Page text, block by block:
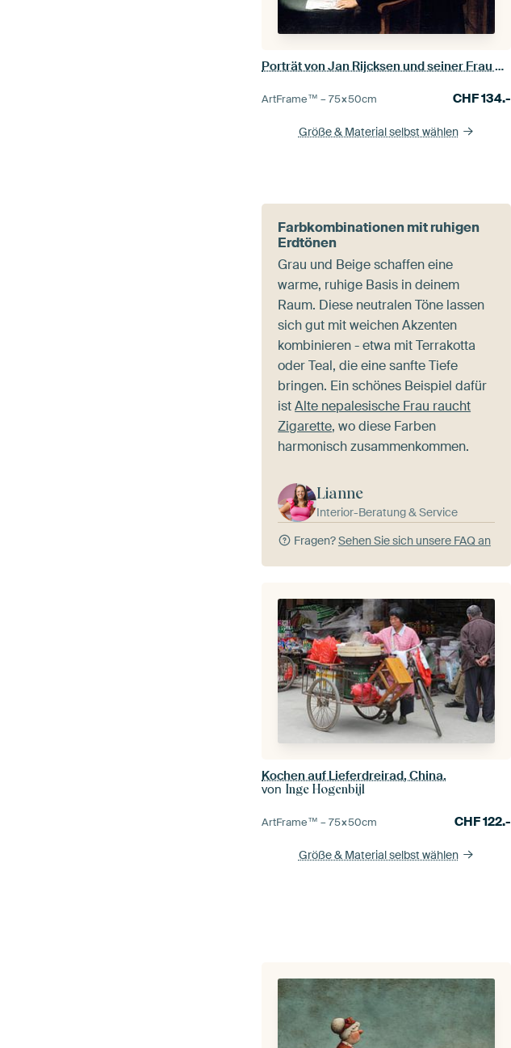
Porträt von Jan Rijcksen und seiner Frau Griet Jans, Rembrandt
ArtFrame™ –75×50cm CHF134.-
Größe & Material selbst wählen
Farbkombinationen mit ruhigen
Erdtönen
Grau und Beige schaffen eine
warme, ruhige Basis in deinem
Raum. Diese neutralen Töne lassen
sich gut mit weichen Akzenten
kombinieren - etwa mit Terrakotta
oder Teal, die eine sanfte Tiefe
bringen. Ein schönes Beispiel dafür
istAlte nepalesische Frau raucht
Zigarette, wo diese Farben
harmonisch zusammenkommen.
Lianne
Interior-Beratung & Service
Fragen?Sehen Sie sich unsere FAQ an
Kochen auf Lieferdreirad, China.
von Inge Hogenbijl
ArtFrame™ –75×50cm CHF122.-
Größe & Material selbst wählen